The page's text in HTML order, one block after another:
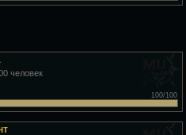
человек
100/100